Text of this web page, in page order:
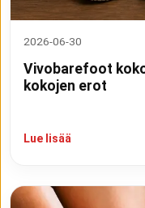
2026-06-30
Vivobarefoot
kokojen erot
Lue lisää